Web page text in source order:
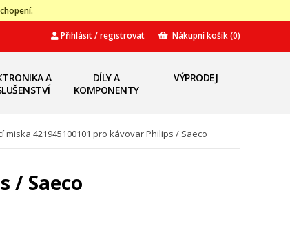
Přihlásit / registrovat Nákupní košík(0)
A
DÍLY A
KOMPONENTY
VÝPRODEJ
miska 421945100101 pro kávovar Philips / Saeco
/ Saeco